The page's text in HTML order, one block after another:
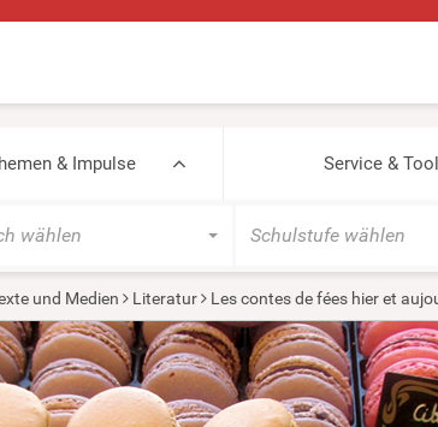
& Impulse Service &
wählen Schulstufe wählen
und Medien Literatur Les contes de fées hier et